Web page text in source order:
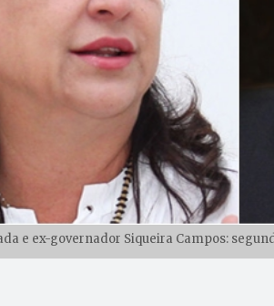
e ex-governador Siqueira Campos: